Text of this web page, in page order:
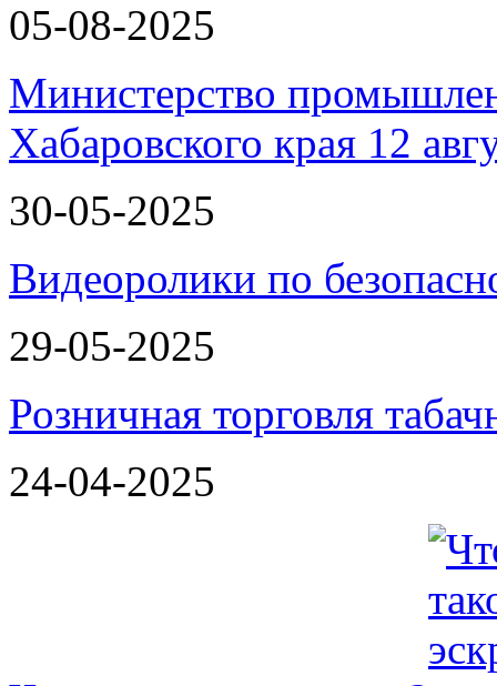
05-08-2025
Министерство
Хабаровского края 12
30-05-2025
Видеоролики по
29-05-2025
Розничная торговля
24-04-2025